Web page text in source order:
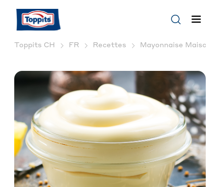
Toppits CH FR Recettes Mayonnaise Maison :